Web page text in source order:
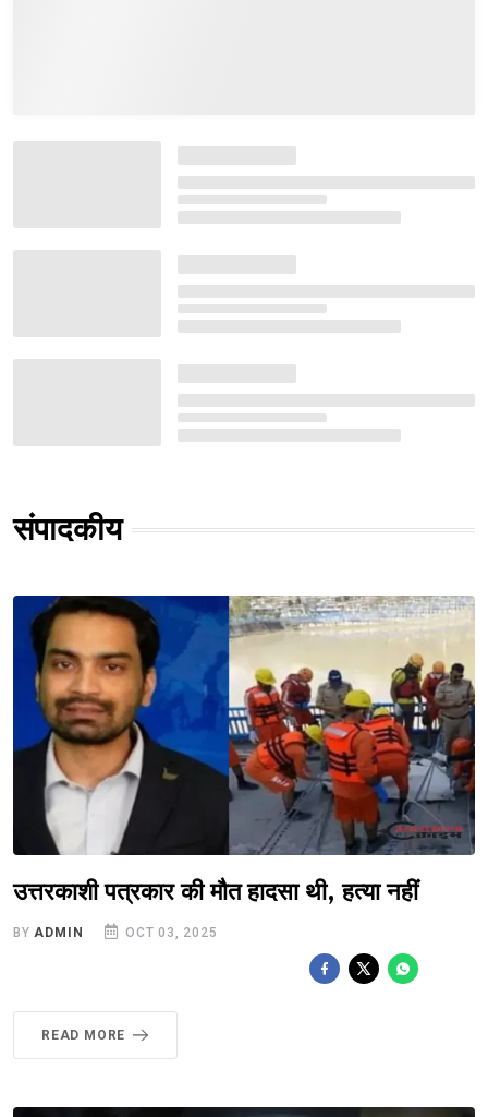
संपादकीय
उत्तरकाशी पत्रकार की मौत हादसा थी, हत्या नहीं
BYADMIN OCT 03, 2025
READ MORE